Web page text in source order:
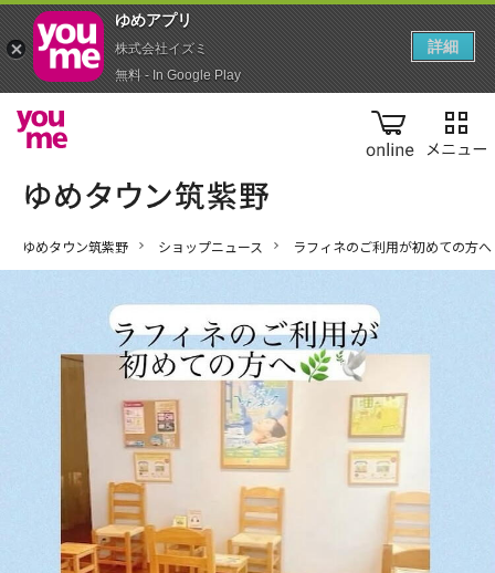
online
ゆめタウン筑紫野 ショップニュース ラフィネのご利用が初めての方へ
ゆめアプ‪リ‬
株式会社イズミ
無料 - In Google Play
詳細